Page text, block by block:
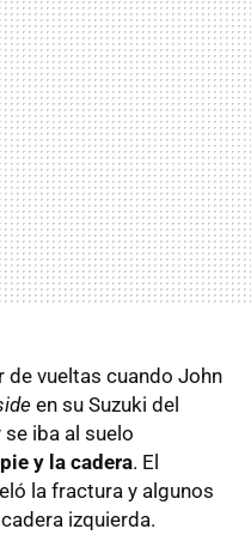
de vueltas cuando John
en su Suzuki del
se iba al suelo
y la cadera. El
la fractura y algunos
izquierda.